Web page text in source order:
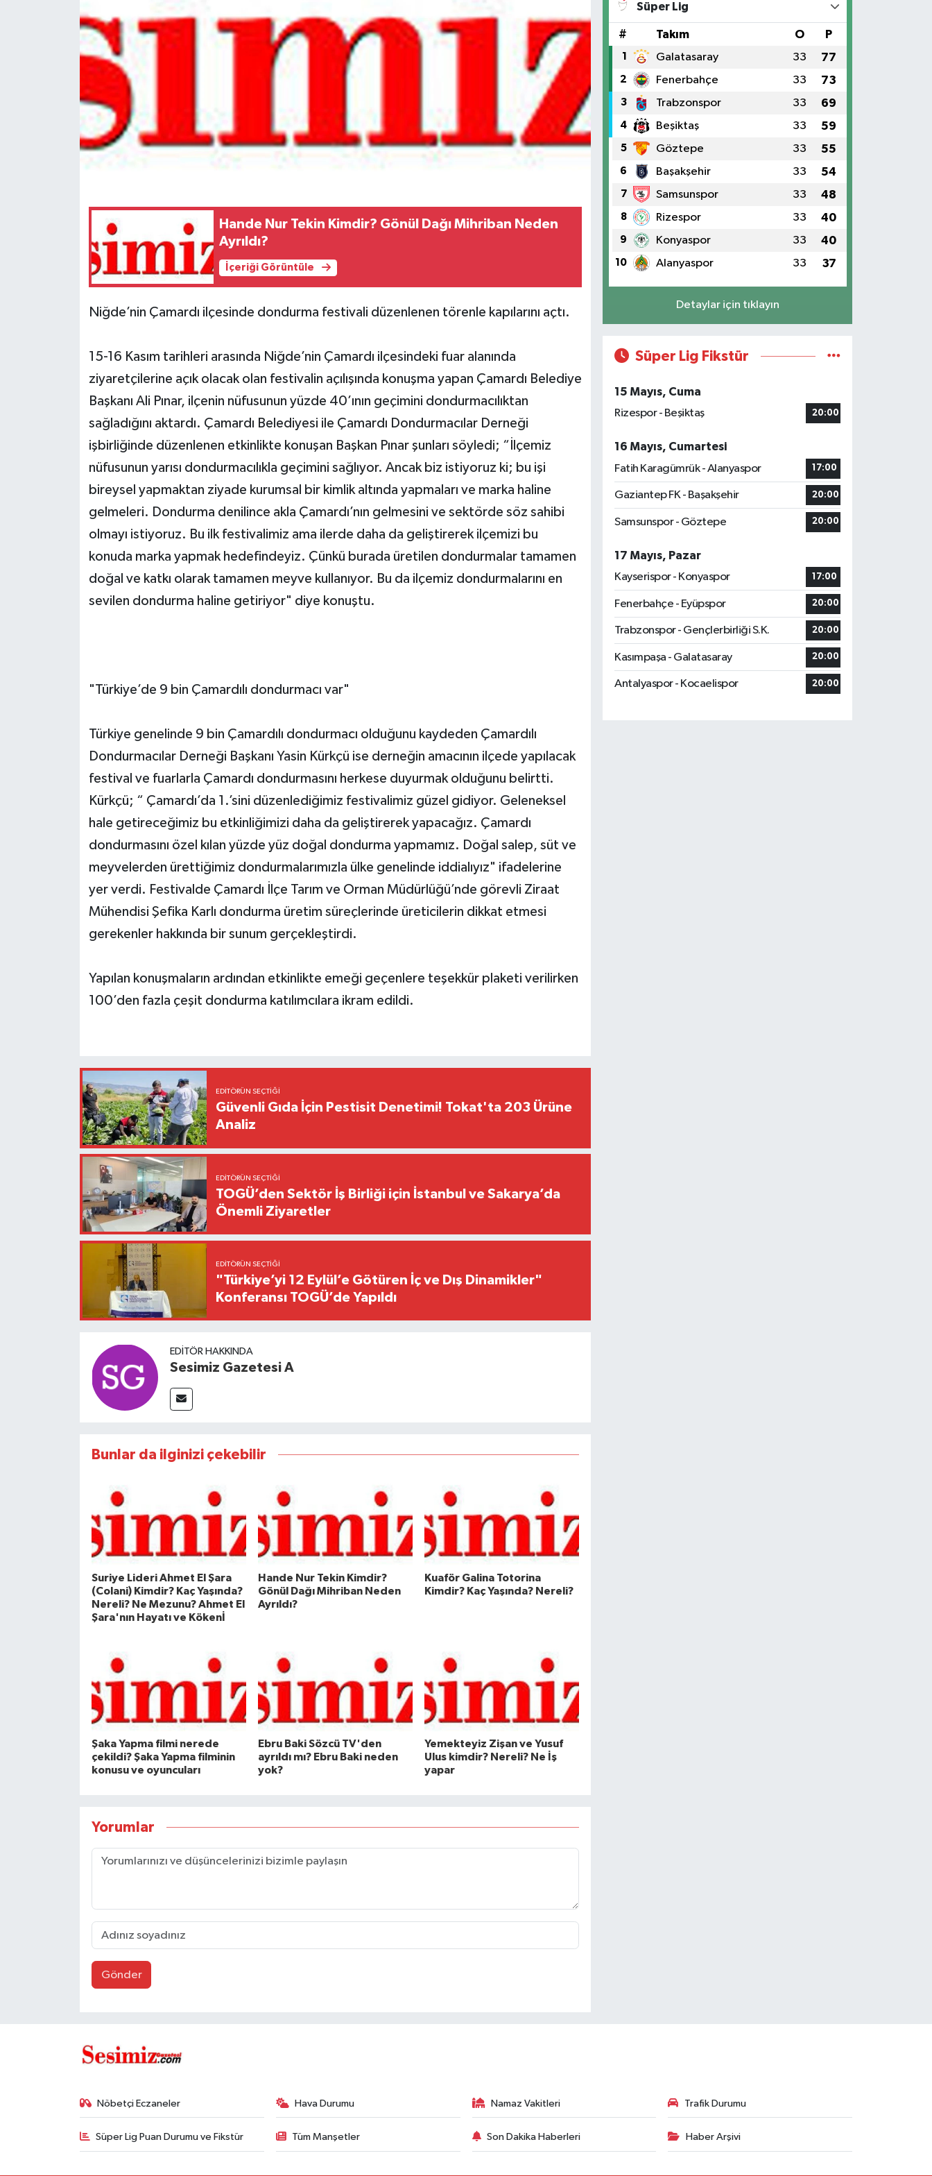
Hande Nur Tekin Kimdir? Gönül Dağı Mihriban Neden
Ayrıldı?
İçeriği Görüntüle
Niğde’nin Çamardı ilçesinde dondurma festivali düzenlenen törenle kapılarını açtı.
15-16 Kasım tarihleri arasında Niğde’nin Çamardı ilçesindeki fuar alanında
ziyaretçilerine açık olacak olan festivalin açılışında konuşma yapan Çamardı Belediye
Başkanı Ali Pınar, ilçenin nüfusunun yüzde 40’ının geçimini dondurmacılıktan
sağladığını aktardı. Çamardı Belediyesi ile Çamardı Dondurmacılar Derneği
işbirliğinde düzenlenen etkinlikte konuşan Başkan Pınar şunları söyledi; “İlçemiz
nüfusunun yarısı dondurmacılıkla geçimini sağlıyor. Ancak biz istiyoruz ki; bu işi
bireysel yapmaktan ziyade kurumsal bir kimlik altında yapmaları ve marka haline
gelmeleri. Dondurma denilince akla Çamardı’nın gelmesini ve sektörde söz sahibi
olmayı istiyoruz. Bu ilk festivalimiz ama ilerde daha da geliştirerek ilçemizi bu
konuda marka yapmak hedefindeyiz. Çünkü burada üretilen dondurmalar tamamen
doğal ve katkı olarak tamamen meyve kullanıyor. Bu da ilçemiz dondurmalarını en
sevilen dondurma haline getiriyor" diye konuştu.
"Türkiye’de 9 bin Çamardılı dondurmacı var"
Türkiye genelinde 9 bin Çamardılı dondurmacı olduğunu kaydeden Çamardılı
Dondurmacılar Derneği Başkanı Yasin Kürkçü ise derneğin amacının ilçede yapılacak
festival ve fuarlarla Çamardı dondurmasını herkese duyurmak olduğunu belirtti.
Kürkçü; “ Çamardı’da 1.’sini düzenlediğimiz festivalimiz güzel gidiyor. Geleneksel
hale getireceğimiz bu etkinliğimizi daha da geliştirerek yapacağız. Çamardı
dondurmasını özel kılan yüzde yüz doğal dondurma yapmamız. Doğal salep, süt ve
meyvelerden ürettiğimiz dondurmalarımızla ülke genelinde iddialıyız" ifadelerine
yer verdi. Festivalde Çamardı İlçe Tarım ve Orman Müdürlüğü’nde görevli Ziraat
Mühendisi Şefika Karlı dondurma üretim süreçlerinde üreticilerin dikkat etmesi
gerekenler hakkında bir sunum gerçekleştirdi.
Yapılan konuşmaların ardından etkinlikte emeği geçenlere teşekkür plaketi verilirken
100’den fazla çeşit dondurma katılımcılara ikram edildi.
EDITÖRÜN SEÇTIĞI
Güvenli Gıda İçin Pestisit Denetimi! Tokat'ta 203 Ürüne
Analiz
EDITÖRÜN SEÇTIĞI
TOGÜ’den Sektör İş Birliği için İstanbul ve Sakarya’da
Önemli Ziyaretler
EDITÖRÜN SEÇTIĞI
"Türkiye’yi 12 Eylül’e Götüren İç ve Dış Dinamikler"
Konferansı TOGÜ’de Yapıldı
EDITÖR HAKKINDA
Sesimiz Gazetesi A
Bunlar da ilginizi çekebilir
Suriye Lideri Ahmet El Şara
(Colani) Kimdir? Kaç Yaşında?
Nereli? Ne Mezunu? Ahmet El
Şara'nın Hayatı ve Kökenİ
Hande Nur Tekin Kimdir?
Gönül Dağı Mihriban Neden
Ayrıldı?
Kuaför Galina Totorina
Kimdir? Kaç Yaşında? Nereli?
Şaka Yapma filmi nerede
çekildi? Şaka Yapma filminin
konusu ve oyuncuları
Ebru Baki Sözcü TV'den
ayrıldı mı? Ebru Baki neden
yok?
Yemekteyiz Zişan ve Yusuf
Ulus kimdir? Nereli? Ne İş
yapar
Yorumlar
Gönder
Süper Lig
# Takım O P
1 Galatasaray 33 77
2 Fenerbahçe 33 73
3 Trabzonspor 33 69
4 Beşiktaş 33 59
5 Göztepe 33 55
6 Başakşehir 33 54
7 Samsunspor 33 48
8 Rizespor 33 40
9 Konyaspor 33 40
10 Alanyaspor 33 37
Detaylar için tıklayın
Süper Lig Fikstür
15 Mayıs, Cuma
Rizespor - Beşiktaş
20:00
16 Mayıs, Cumartesi
Fatih Karagümrük - Alanyaspor
17:00
Gaziantep FK - Başakşehir 20:00
Samsunspor - Göztepe 20:00
17 Mayıs, Pazar
Kayserispor - Konyaspor
17:00
Fenerbahçe - Eyüpspor 20:00
Trabzonspor - Gençlerbirliği S.K. 20:00
Kasımpaşa - Galatasaray 20:00
Antalyaspor - Kocaelispor 20:00
Nöbetçi Eczaneler Hava Durumu Namaz Vakitleri Trafik Durumu
Süper Lig Puan Durumu ve Fikstür Tüm Manşetler Son Dakika Haberleri Haber Arşivi
Teknoloji
Tokat Haberleri